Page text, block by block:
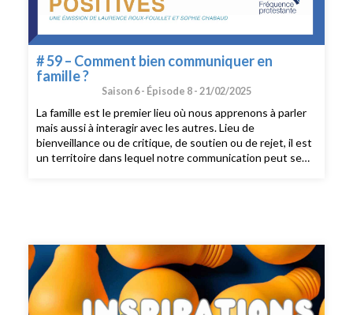
# 59 – Comment bien communiquer en
famille ?
Saison 6 - Épisode 8 - 21/02/2025
La famille est le premier lieu où nous apprenons à parler
mais aussi à interagir avec les autres. Lieu de
bienveillance ou de critique, de soutien ou de rejet, il est
un territoire dans lequel notre communication peut se
harmonieuse qui respecte chacun.Au sommaire:- 5
manière de rendre nos échanges plus fluides et
respectueux- interview: Raphaëlle de Foucauld, créatrice
des jeux de conversation «2 minutes de bonheur»- L’expo
du mois